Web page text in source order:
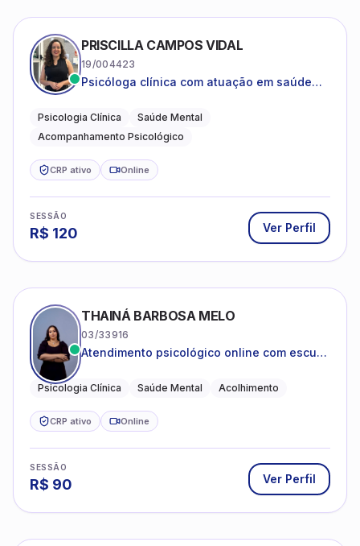
PRISCILLA CAMPOS VIDAL
19/004423
Psicóloga clínica com atuação em saúde
Psicologia Clínica
Saúde Mental
Acompanhamento Psicológico
CRP ativo Online
SESSÃO
R$ 120 Ver Perfil
THAINÁ BARBOSA MELO
03/33916
Atendimento psicológico online com escuta
emocional
Psicologia Clínica Saúde Mental Acolhimento
CRP ativo Online
SESSÃO
R$ 90 Ver Perfil